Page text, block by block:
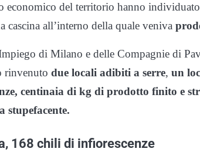
economico del territorio hanno
cascina all’interno della quale veniva
di Milano e delle Compagnie di
rinvenuto due locali adibiti a serre, un
centinaia di kg di prodotto finito e
stupefacente.
168 chili di infiorescenze